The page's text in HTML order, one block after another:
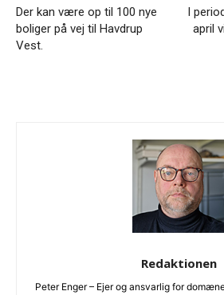
Der kan være op til 100 nye
boliger på vej til Havdrup
Vest.
I
april
Redaktionen
Peter Enger – Ejer og ansvarlig for